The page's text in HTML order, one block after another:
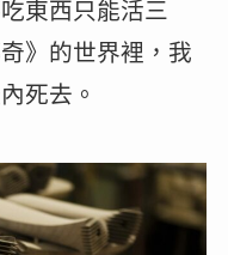
東西只能活三
》的世界裡，我
死去。